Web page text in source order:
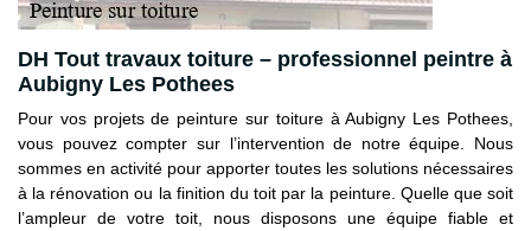
DH Tout travaux toiture – professionnel peintre à
Aubigny Les Pothees
Pour vos projets de peinture sur toiture à Aubigny Les Pothees,
vous pouvez compter sur l’intervention de notre équipe. Nous
sommes en activité pour apporter toutes les solutions nécessaires
à la rénovation ou la finition du toit par la peinture. Quelle que soit
l’ampleur de votre toit, nous disposons une équipe fiable et